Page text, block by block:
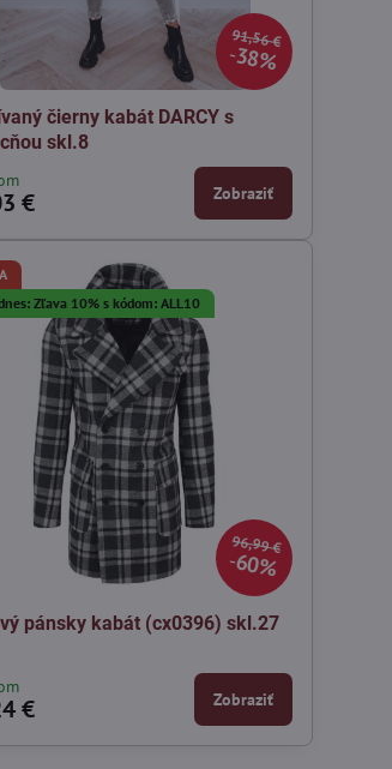
91,56 €
38%
čierny kabát DARCY s
skl.8
€ Zobraziť
96,99 €
60%
Zľava 10% s kódom: ALL10
pánsky kabát (cx0396) skl.27
€ Zobraziť